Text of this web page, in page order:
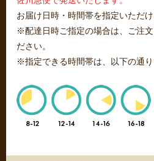
お届け日時・時間帯を指定いただけ
※配達日時ご指定の場合は、ご注
ださい。
※指定できる時間帯は、以下の通り